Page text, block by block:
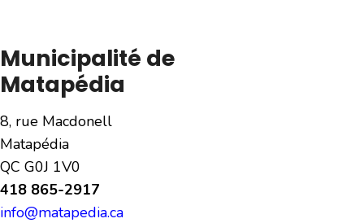
Municipalité de
Matapédia
8, rue Macdonell
Matapédia
QC G0J 1V0
418 865-2917
info@matapedia.ca